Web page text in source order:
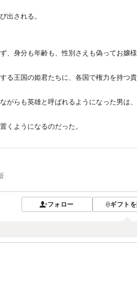
出される。
、身分も年齢も、性別さえも偽ってお嬢
る王国の姫君たちに、各国で権力を持つ
がらも英雄と呼ばれるようになった男は
くようになるのだった。
フォロー ギフト